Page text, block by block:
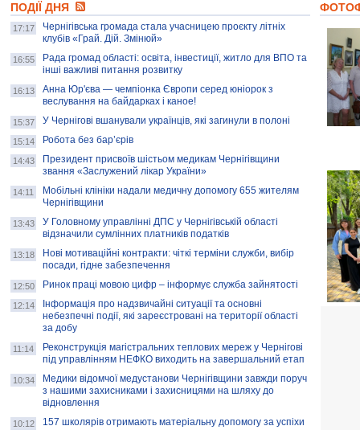
колекцію про війну, емоції та тварин
AB InBev Efes Україна підтримала
навчальний проєкт "Молодіжна бізнес-
школа", спрямований на розвиток
підприємництва у Чернігівській області
Золота тварина: видання Forbes
написало про чернігівця Патрона: хто і
скільки на ньому заробляє? І куди
витрачають?
ПОДІЇ ДНЯ
17:17
Чернігівська громада стала учасницею проєкту літніх
клубів «Грай. Дій. Змінюй»
16:55
Рада громад області: освіта, інвестиції, житло для ВПО та
інші важливі питання розвитку
16:13
Анна Юр'єва — чемпіонка Європи серед юніорок з
веслування на байдарках і каное!
15:37 У Чернігові вшанували українців, які загинули в полоні
15:14 Робота без бар’єрів
14:43
Президент присвоїв шістьом медикам Чернігівщини
звання «Заслужений лікар України»
14:11
Мобільні клініки надали медичну допомогу 655 жителям
Чернігівщини
13:43
У Головному управлінні ДПС у Чернігівській області
відзначили сумлінних платників податків
13:18
Нові мотиваційні контракти: чіткі терміни служби, вибір
посади, гідне забезпечення
12:50 Ринок праці мовою цифр – інформує служба зайнятості
12:14
Інформація про надзвичайні ситуації та основні
небезпечні події, які зареєстровані на території області
за добу
11:14
Реконструкція магістральних теплових мереж у Чернігові
під управлінням НЕФКО виходить на завершальний етап
10:34
Медики відомчої медустанови Чернігівщини завжди поруч
з нашими захисниками і захисницями на шляху до
відновлення
10:12
157 школярів отримають матеріальну допомогу за успіхи